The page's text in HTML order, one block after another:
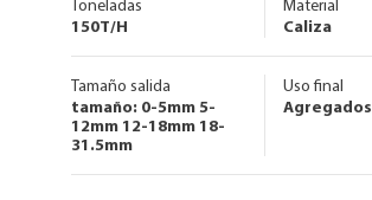
Toneladas
150T/H
Material
Caliza
Tamaño salida
tamaño: 0-5mm 5-
12mm 12-18mm 18-
31.5mm
Uso final
Agregados